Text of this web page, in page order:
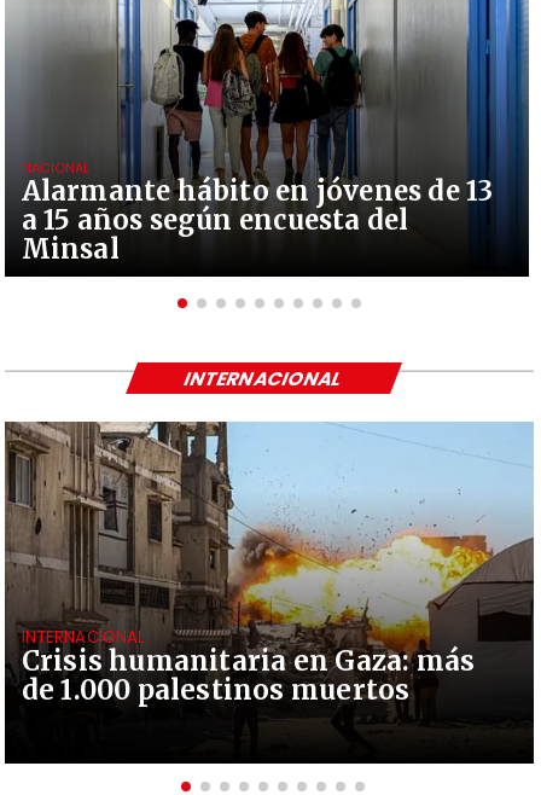
Alarmante hábito en jóvenes de 13
a 15 años según encuesta del
Minsal
NACIONAL
Crisis humanitaria en Gaza: más
de 1.000 palestinos muertos
INTERNACIONAL
INTERNACIONAL